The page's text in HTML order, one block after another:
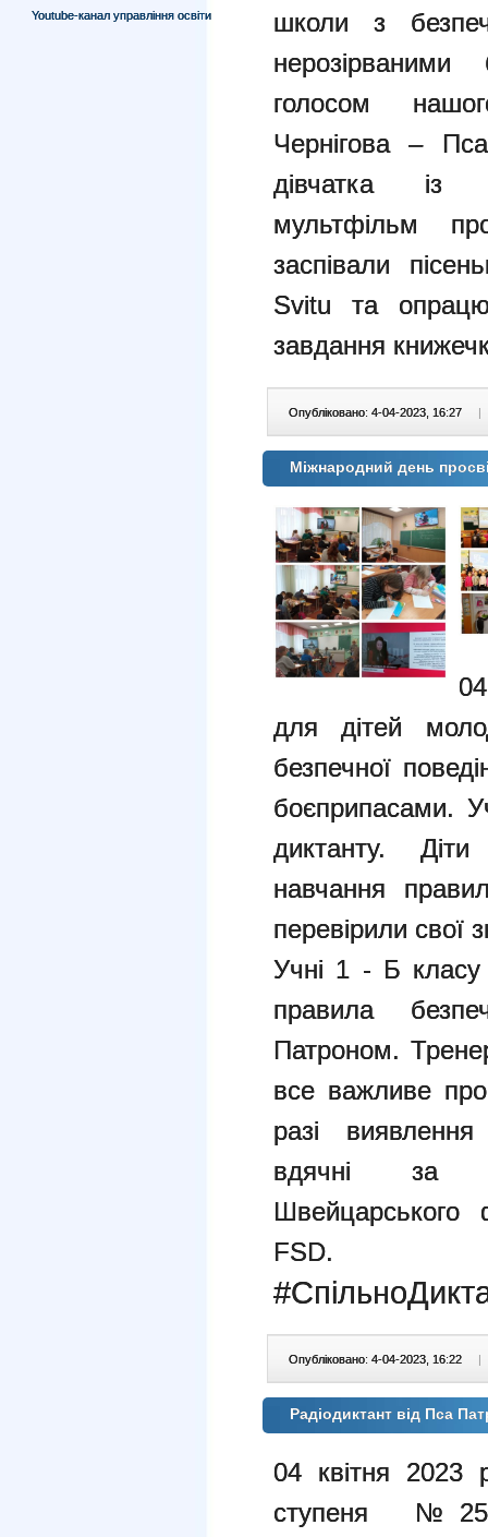
Youtube-канал управління освіти
школи з
голосом
Чернігова –
дівчатка із
мультфільм
заспівали
Svitu та
завдання
Опубліковано: 4-04-2023, 16:27 |
Міжнародний день
для дітей
безпечної
боєприпасами.
диктанту.
навчання
перевірили свої
Учні 1 - Б
правила
Патроном.
все важливе
разі
вдячні за
Швейцарського
FSD.
Опубліковано: 4-04-2023, 16:22 |
Радіодиктант від Пса
04 квітня 2023
ступеня №25